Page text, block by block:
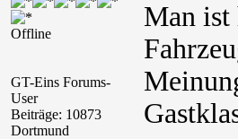
Offline
GT-Eins Forums-
User
Beiträge: 10873
Dortmund
Man